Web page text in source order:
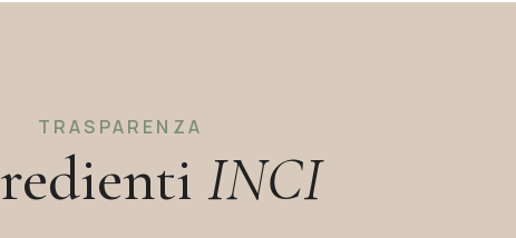
TRASPARENZA
INCI